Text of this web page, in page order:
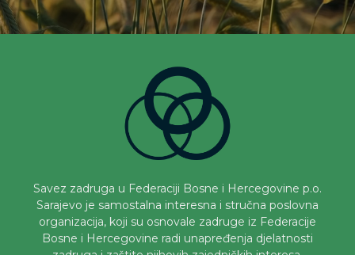
Savez zadruga u Federaciji Bosne i Hercegovine p.o.
Sarajevo je samostalna interesna i stručna poslovna
organizacija, koji su osnovale zadruge iz Federacije
Bosne i Hercegovine radi unapređenja djelatnosti